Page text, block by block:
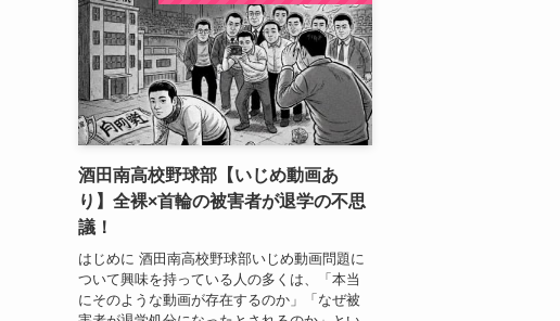
酒田南高校野球部【いじめ動画あ
り】全裸×首輪の被害者が退学の不思
議！
はじめに 酒田南高校野球部いじめ動画問題に
ついて興味を持っている人の多くは、「本当
にそのような動画が存在するのか」「なぜ被